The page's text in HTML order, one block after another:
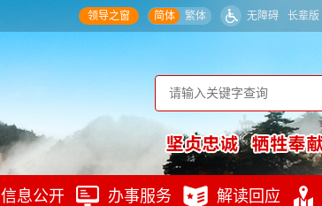
领导之窗 简体 繁体 无障碍 长辈版
信息公开 办事服务 解读回应